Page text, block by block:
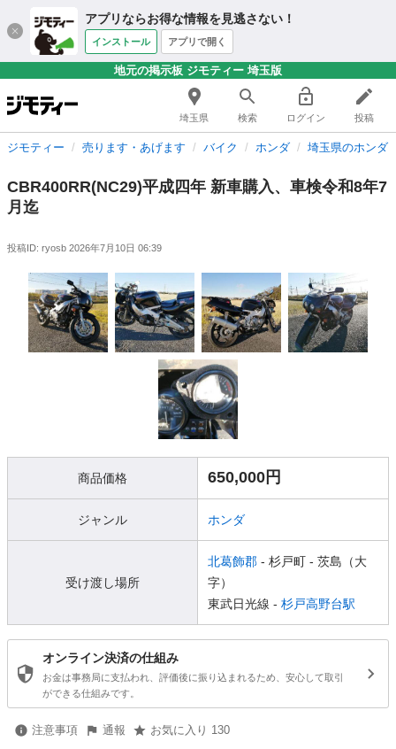
アプリならお得な情報を見逃さない！
インストール アプリで開く
地元の掲示板 ジモティー 埼玉版
埼玉県 検索 ログイン 投稿
ジモティー 売ります・あげます バイク ホンダ 埼玉県のホンダ
CBR400RR(NC29)平成四年 新車購入、車検令和8年7
月迄
投稿ID: ryosb 2026年7月10日 06:39
商品価格 650,000円
ジャンル ホンダ
受け渡し場所
北葛飾郡 - 杉戸町 - 茨島（大
字）
東武日光線 - 杉戸高野台駅
オンライン決済の仕組み
お金は事務局に支払われ、評価後に振り込まれるため、安心して取引
ができる仕組みです。
注意事項 通報 お気に入り 130